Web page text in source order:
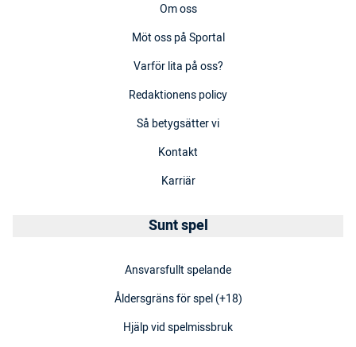
Om oss
Möt oss på Sportal
Varför lita på oss?
Redaktionens policy
Så betygsätter vi
Kontakt
Karriär
Sunt spel
Ansvarsfullt spelande
Åldersgräns för spel (+18)
Hjälp vid spelmissbruk